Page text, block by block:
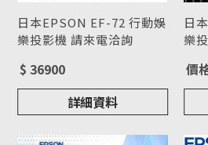
日本EPSON EF-72 行動娛
樂投影機 請來電洽詢
$ 36900
詳細資料
日
價